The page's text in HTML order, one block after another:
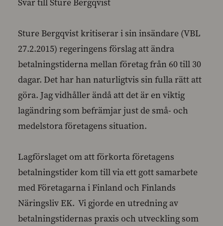
Svar till Sture Bergqvist
Sture Bergqvist kritiserar i sin insändare (VBL
27.2.2015) regeringens förslag att ändra
betalningstiderna mellan företag från 60 till 30
dagar. Det har han naturligtvis sin fulla rätt att
göra. Jag vidhåller ändå att det är en viktig
lagändring som befrämjar just de små- och
medelstora företagens situation.
Lagförslaget om att förkorta företagens
betalningstider kom till via ett gott samarbete
med Företagarna i Finland och Finlands
Näringsliv EK. Vi gjorde en utredning av
betalningstidernas praxis och utveckling som